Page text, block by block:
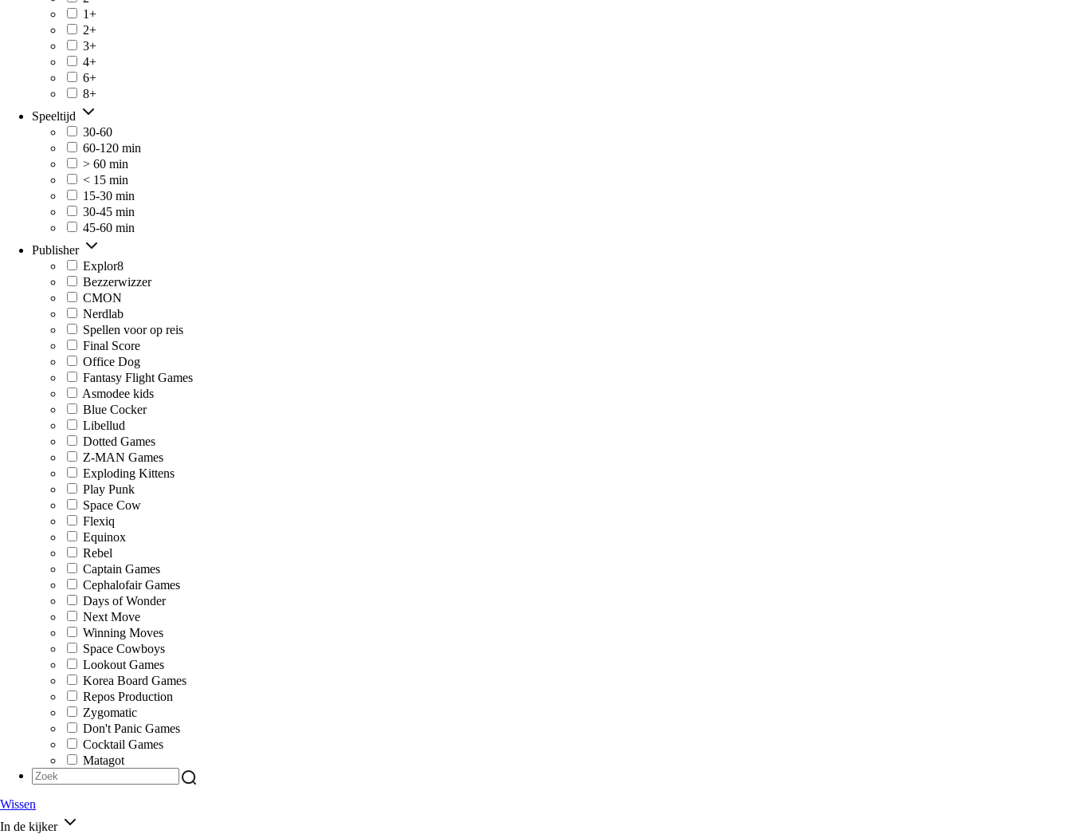
1+
2+
3+
4+
6+
8+
Speeltijd
30-60
60-120 min
> 60 min
< 15 min
15-30 min
30-45 min
45-60 min
Publisher
Explor8
Bezzerwizzer
CMON
Nerdlab
Spellen voor op reis
Final Score
Office Dog
Fantasy Flight Games
Asmodee kids
Blue Cocker
Libellud
Dotted Games
Z-MAN Games
Exploding Kittens
Play Punk
Space Cow
Flexiq
Equinox
Rebel
Captain Games
Cephalofair Games
Days of Wonder
Next Move
Winning Moves
Space Cowboys
Lookout Games
Korea Board Games
Repos Production
Zygomatic
Don't Panic Games
Cocktail Games
Matagot
Wissen
In de kijker